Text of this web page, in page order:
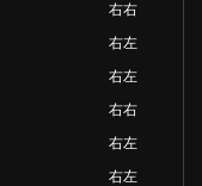
右右
右左
右左
右右
右左
右左